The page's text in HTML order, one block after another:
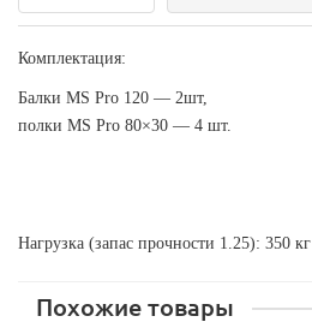
Комплектация:
Балки MS Pro 120 — 2шт,
полки MS Pro 80×30 — 4 шт.
Нагрузка (запас прочности 1.25): 350 кг
Похожие товары